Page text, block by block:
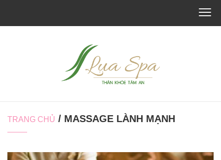
TRANG CHỦ / MASSAGE LÀNH MẠNH